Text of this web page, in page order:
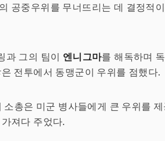
공중우위를 무너뜨리는 데 결정적
과 그의 팀이 엔니그마를 해독하며
전투에서 동맹군이 우위를 점했다.
총은 미군 병사들에게 큰 우위를 제
져다 주었다.